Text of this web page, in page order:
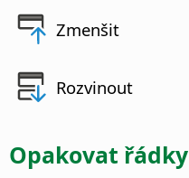
Zmenšit
Rozvinout
Opakovat řádky